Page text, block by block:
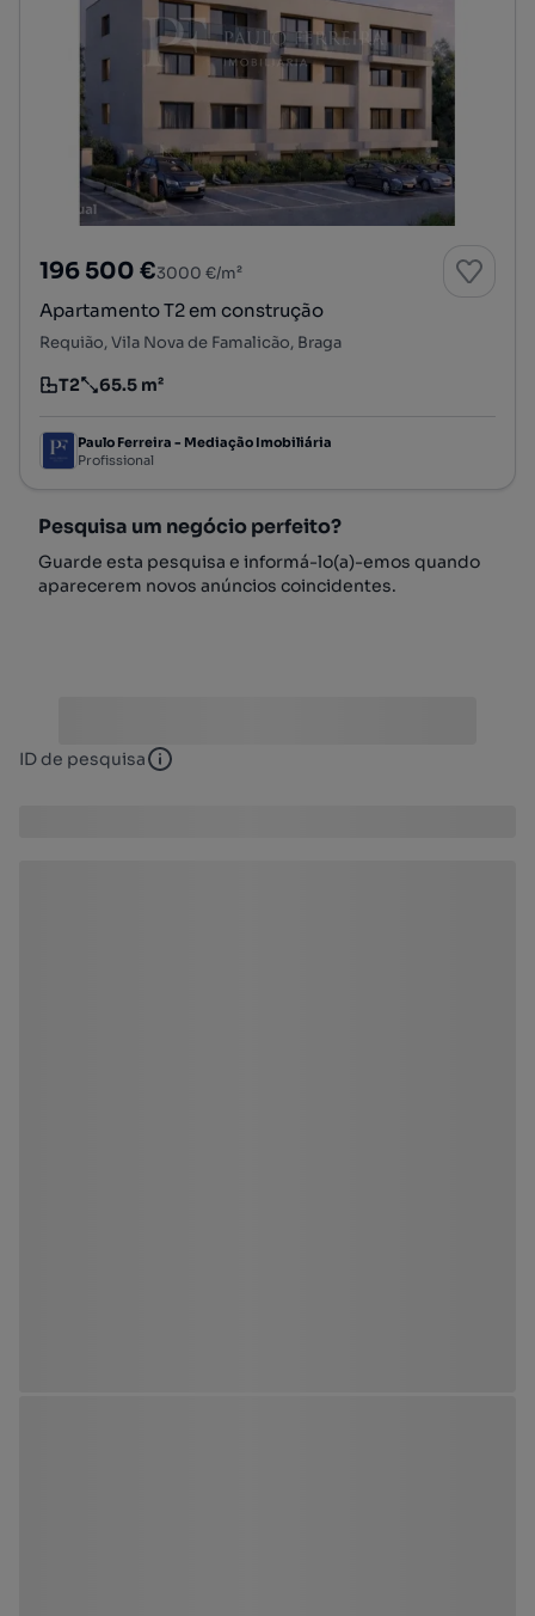
196 500 €3000 €/m²
Apartamento T2 em construção
Requião, Vila Nova de Famalicão, Braga
Tipologia
T2
Preço por metro quadrado
65.5 m²
Paulo Ferreira - Mediação Imobiliária
Profissional
Pesquisa um negócio perfeito?
Guarde esta pesquisa e informá-lo(a)-emos quando
aparecerem novos anúncios coincidentes.
ID de pesquisa ID de pesquisa